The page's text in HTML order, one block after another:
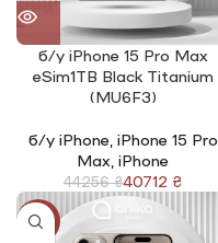
б/у iPhone 15 Pro Max
eSim1TB Black Titanium
(MU6F3)
б/у iPhone, iPhone 15 Pro
Max iPhone
44256₴40712 ₴
-12%